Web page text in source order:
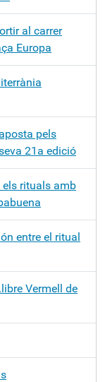
al carrer
Europa
pels
21a edició
els rituals amb
entre el ritual
Vermell de